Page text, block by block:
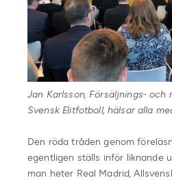
Jan Karlsson, Försäljnings- och
Svensk Elitfotboll, hälsar alla
Den röda tråden genom
egentligen ställs inför liknande
man heter Real Madrid,